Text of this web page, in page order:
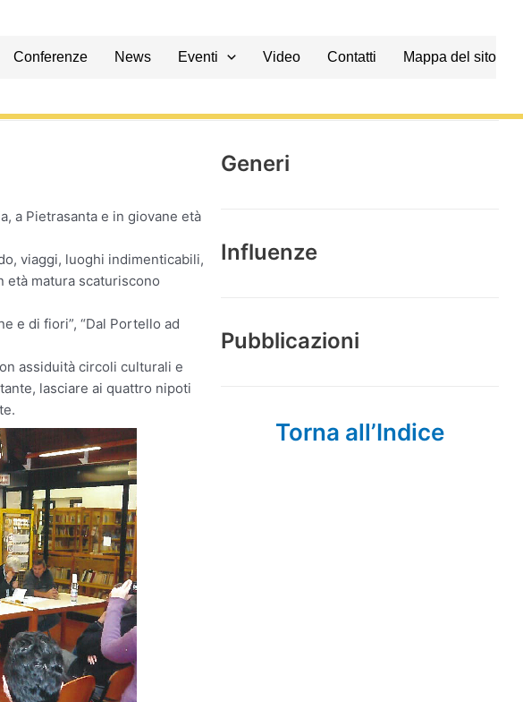
Conferenze News Eventi Video Contatti Mappa del sito
a Pietrasanta e in giovane età
viaggi, luoghi indimenticabili,
età matura scaturiscono
e di fiori”, “Dal Portello ad
assiduità circoli culturali e
lasciare ai quattro nipoti
Generi
Influenze
Pubblicazioni
Torna all’Indice